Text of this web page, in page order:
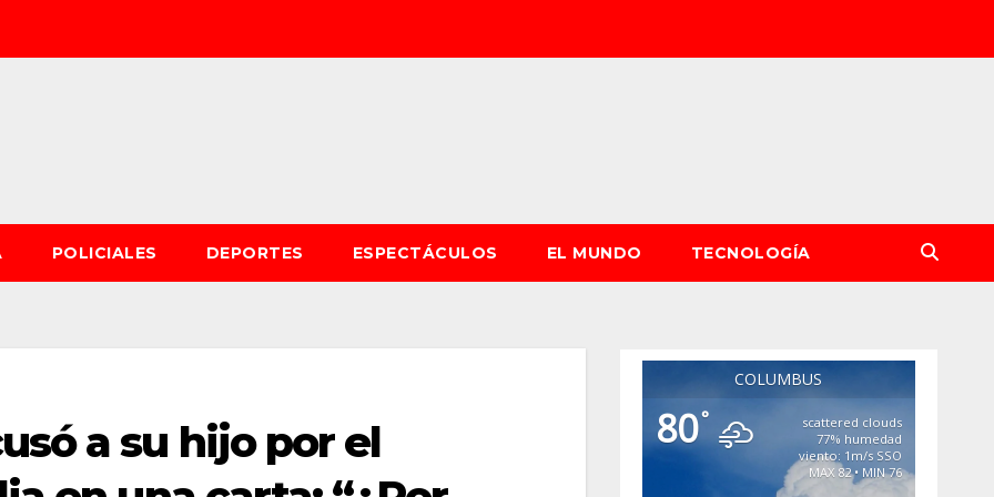
POLICIALES DEPORTES ESPECTÁCULOS EL MUNDO TECNOLOGÍA
a su hijo por el
COLUMBUS
80°
scattered clouds
77% humedad
viento: 1m/s SSO
MAX 82 • MIN 76